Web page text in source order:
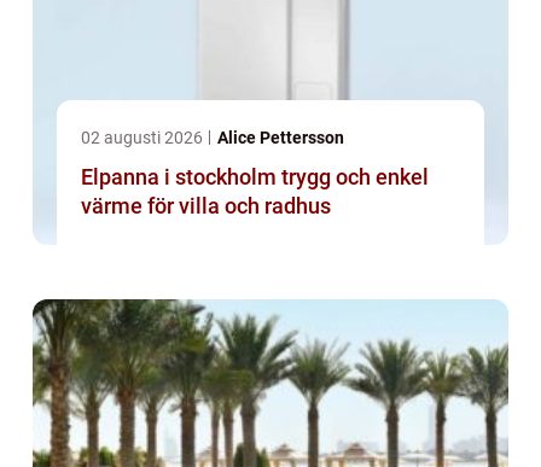
02 augusti 2026 Alice Pettersson
Elpanna i stockholm trygg och enkel
värme för villa och radhus